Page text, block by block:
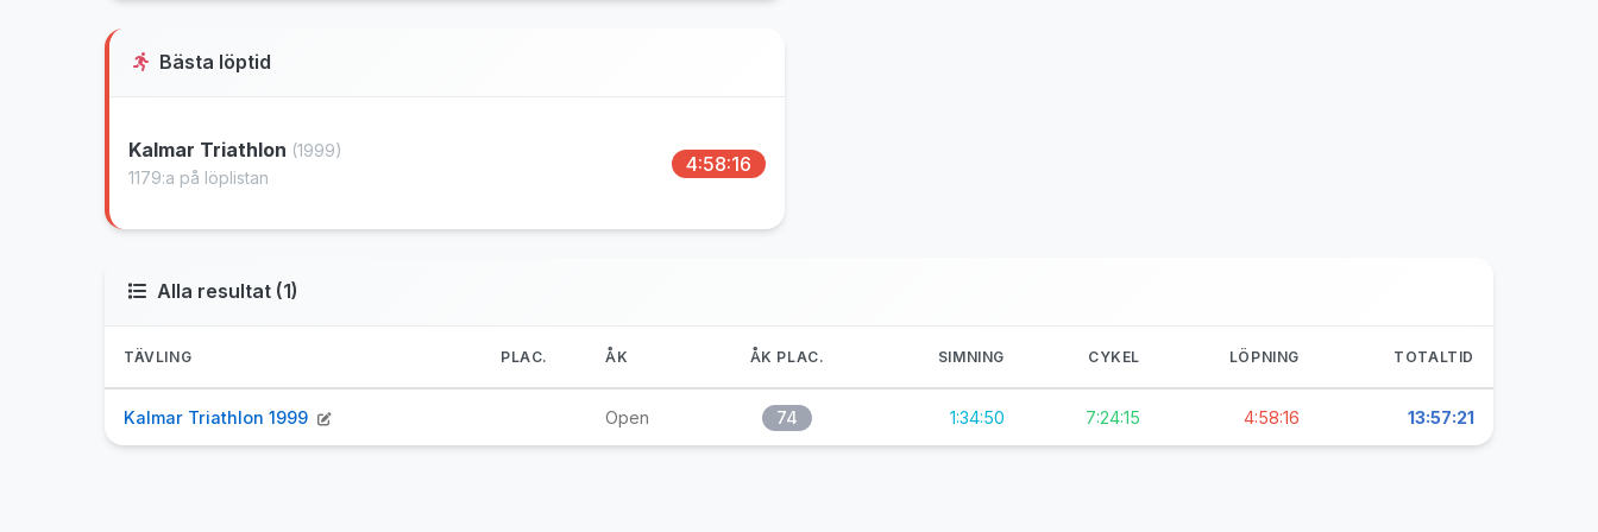
Bästa löptid
Kalmar Triathlon (1999)
1179:a på löplistan
4:58:16
Alla resultat (1)
TÄVLING PLAC. ÅK ÅK PLAC. SIMNING CYKEL LÖPNING TOTALTID
Kalmar Triathlon 1999 Open 74 1:34:50 7:24:15 4:58:16 13:57:21